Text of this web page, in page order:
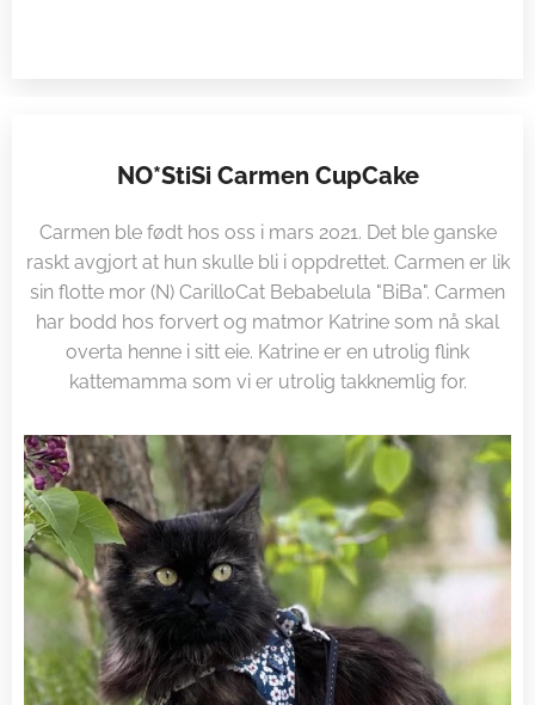
NO*StiSi Carmen CupCake
Carmen ble født hos oss i mars 2021. Det ble ganske
raskt avgjort at hun skulle bli i oppdrettet. Carmen er lik
sin flotte mor (N) CarilloCat Bebabelula "BiBa". Carmen
har bodd hos forvert og matmor Katrine som nå skal
overta henne i sitt eie. Katrine er en utrolig flink
kattemamma som vi er utrolig takknemlig for.